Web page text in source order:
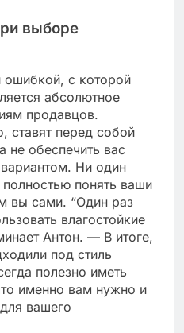
выборе
ошибкой, с которой
абсолютное
продавцов.
ставят перед собой
не обеспечить вас
Ни один
понять ваши
вы сами. “Один раз
влагостойкие
Антон. — В итоге,
под стиль
полезно иметь
именно вам нужно и
вашего